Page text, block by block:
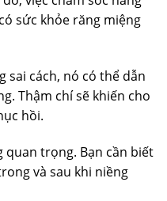
sức khỏe răng miệng
sai cách, nó có thể dẫn
Thậm chí sẽ khiến cho
hồi.
quan trọng. Bạn cần biết
và sau khi niềng